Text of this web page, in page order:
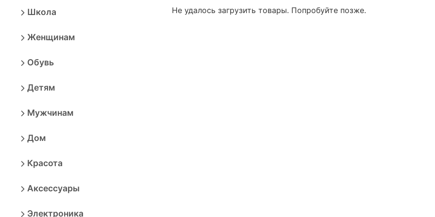
Школа
Женщинам
Обувь
Детям
Мужчинам
Дом
Красота
Аксессуары
Электроника
Не удалось загрузить товары. Попробуйте позже.